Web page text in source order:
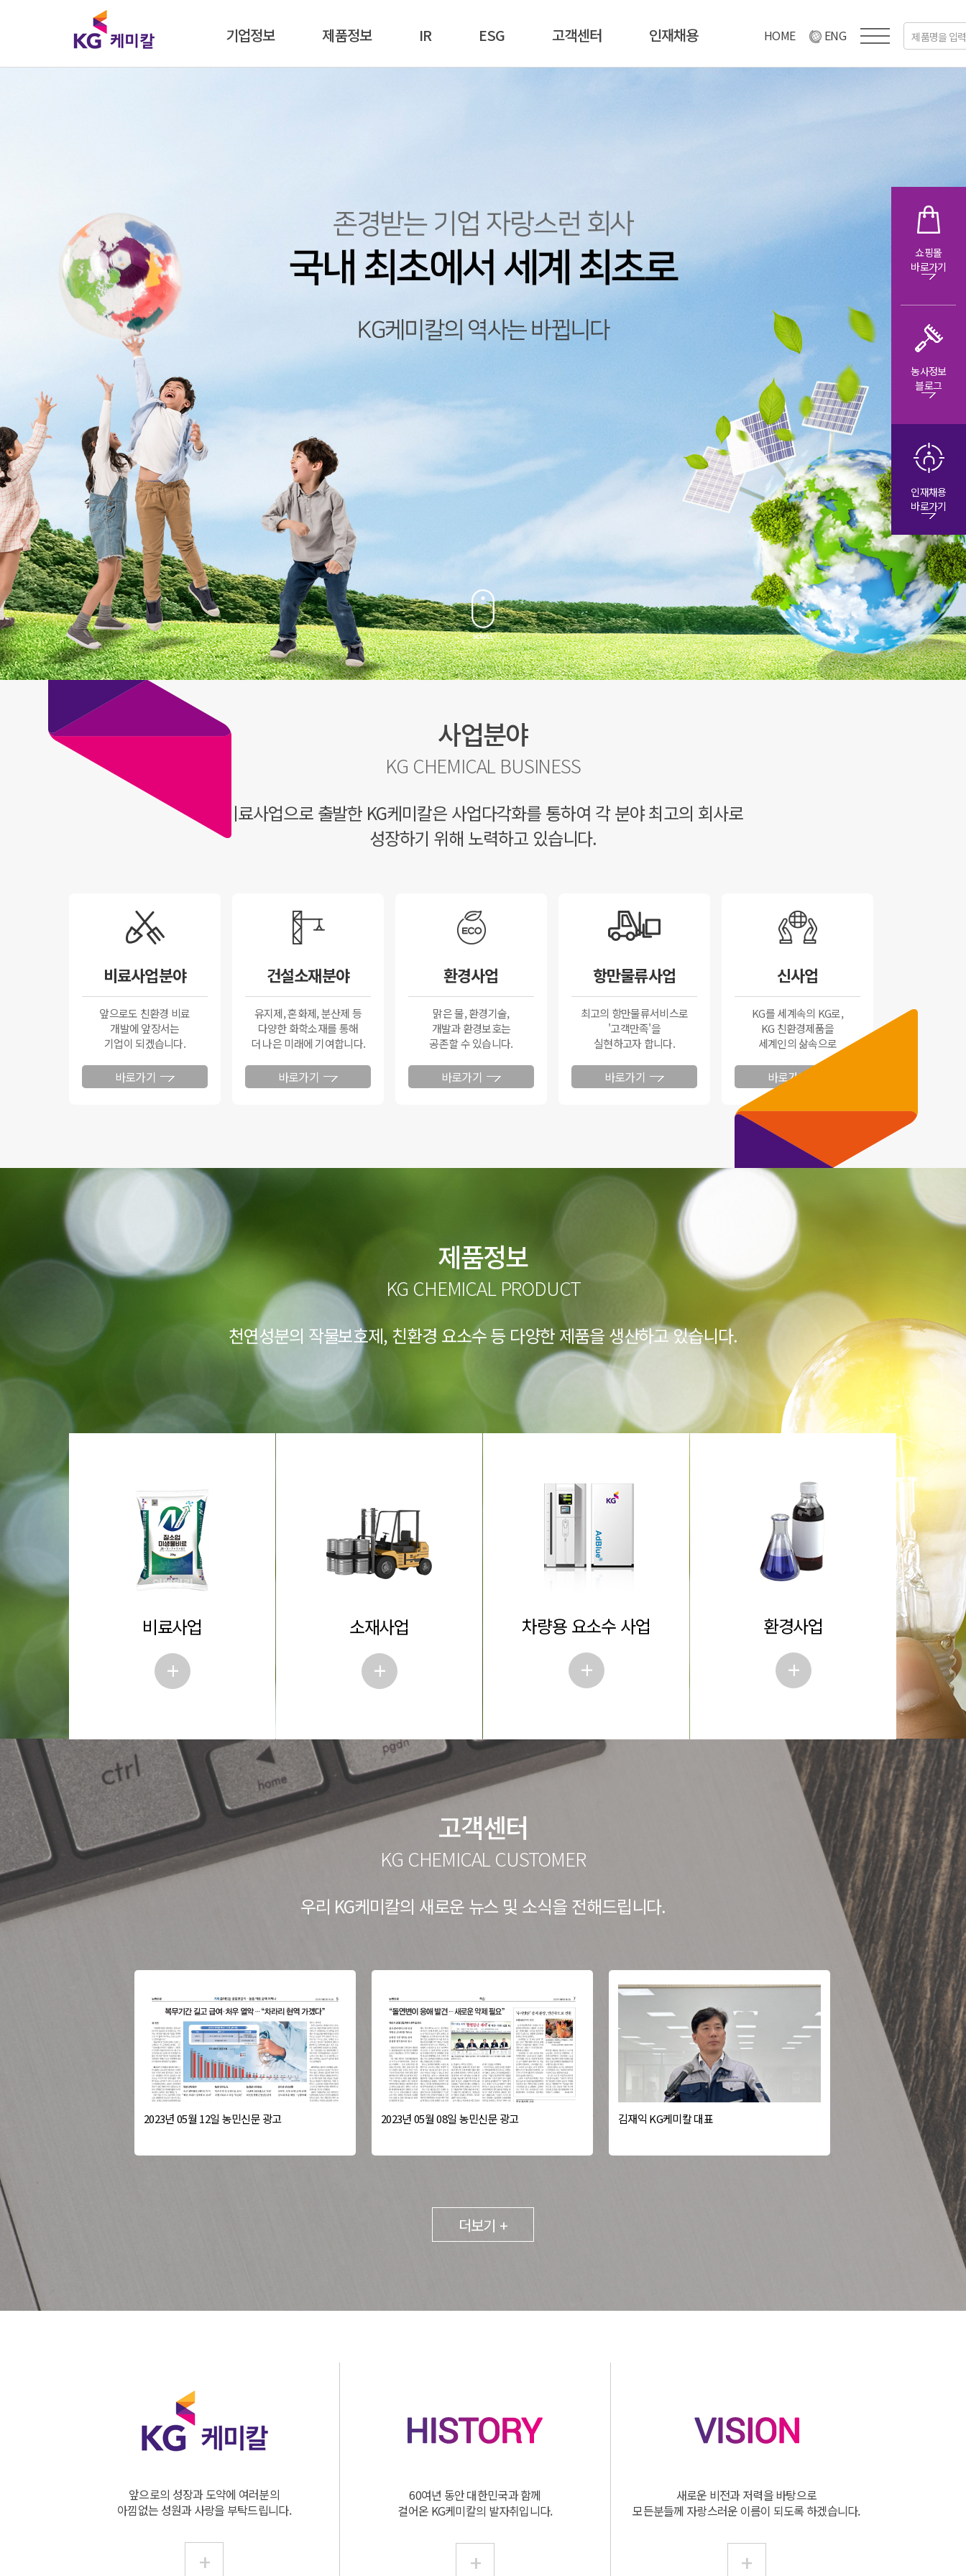
기업정보 제품정보 IR ESG 고객센터 인재채용 HOME ENG
쇼핑몰
바로가기
농사정보
블로그
인재채용
바로가기
존경받는 기업 자랑스런 회사
국내 최초에서 세계 최초로
KG케미칼의 역사는 바뀝니다
존경받는 기업 자랑스런 회사
국내 최초에서 세계 최초로
KG케미칼의 역사는 바뀝니다
존경받는 기업 자랑스런 회사
국내 최초에서 세계 최초로
KG케미칼의 역사는 바뀝니다
사업분야
KG CHEMICAL BUSINESS
비료사업으로 출발한 KG케미칼은 사업다각화를 통하여 각 분야 최고의 회사로
성장하기 위해 노력하고 있습니다.
비료사업분야
앞으로도 친환경 비료
개발에 앞장서는
기업이 되겠습니다.
바로가기
건설소재분야
유지제, 혼화제, 분산제 등
다양한 화학소재를 통해
더 나은 미래에 기여합니다.
바로가기
환경사업
맑은 물, 환경기술,
개발과 환경보호는
공존할 수 있습니다.
바로가기
항만물류사업
최고의 항만물류서비스로
'고객만족'을
실현하고자 합니다.
바로가기
신사업
KG를 세계속의 KG로,
KG 친환경제품을
세계인의 삶속으로
바로가기
제품정보
KG CHEMICAL PRODUCT
천연성분의 작물보호제, 친환경 요소수 등 다양한 제품을 생산하고 있습니다.
비료사업
+
소재사업
+
차량용 요소수 사업
+
환경사업
+
고객센터
KG CHEMICAL CUSTOMER
우리 KG케미칼의 새로운 뉴스 및 소식을 전해드립니다.
2023년 05월 12일 농민신문 광고 2023년 05월 08일 농민신문 광고 김재익 KG케미칼 대표
더보기 +
앞으로의 성장과 도약에 여러분의
아낌없는 성원과 사랑을 부탁드립니다.
+
60여년 동안 대한민국과 함께
걸어온 KG케미칼의 발자취입니다.
+
새로운 비전과 저력을 바탕으로
모든분들께 자랑스러운 이름이 되도록 하겠습니다.
+